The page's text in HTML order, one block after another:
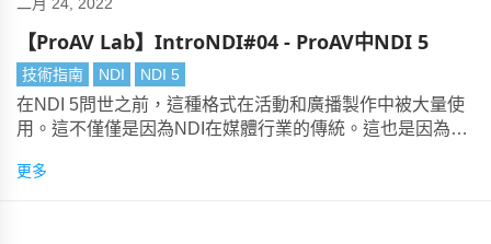
【ProAV Lab】IntroNDI#04 - ProAV中NDI 5
技術指南 NDI NDI 5
在NDI 5問世之前，這種格式在活動和廣播製作中被大量使
用。這不僅僅是因為NDI在媒體行業的傳統。這也是因為特
到解決。現在，NDI為AV經理提供了增強的AV over IP技
更多